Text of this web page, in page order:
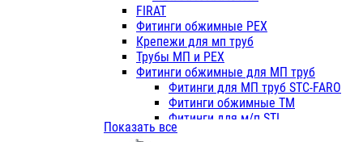
Фитинги ПП белые
Фитинги ПП белые
Фитинги ППс металл.белые
VALFEX
Трубы PE-RT
Трубы ПП водопровод белые
Трубы ПП водопровод серые
Трубы армированные
Трубы армированные
FIRAT
Фитинги обжимные PEX
Крепежи для мп труб
Трубы МП и PEX
Фитинги обжимные для МП труб
Фитинги для МП труб STC-FARO
Фитинги обжимные ТМ
Фитинги для м/п STI
Фитинги для МП труб TITAN
Показать все